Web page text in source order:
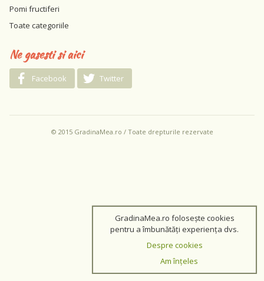
Pomi fructiferi
Toate categoriile
Ne gasesti si aici
Facebook Twitter
© 2015 GradinaMea.ro / Toate drepturile rezervate
GradinaMea.ro folosește cookies
pentru a îmbunătăți experiența dvs.
Despre cookies
Am înțeles